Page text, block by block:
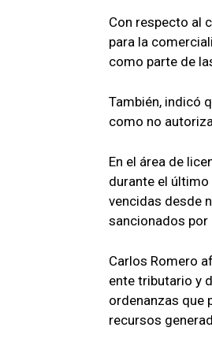
Con respecto al
para la
como parte de
También, indicó
como no
En el área de
durante el
vencidas desde
sancionados por
Carlos Romero
ente tributario y
ordenanzas que
recursos